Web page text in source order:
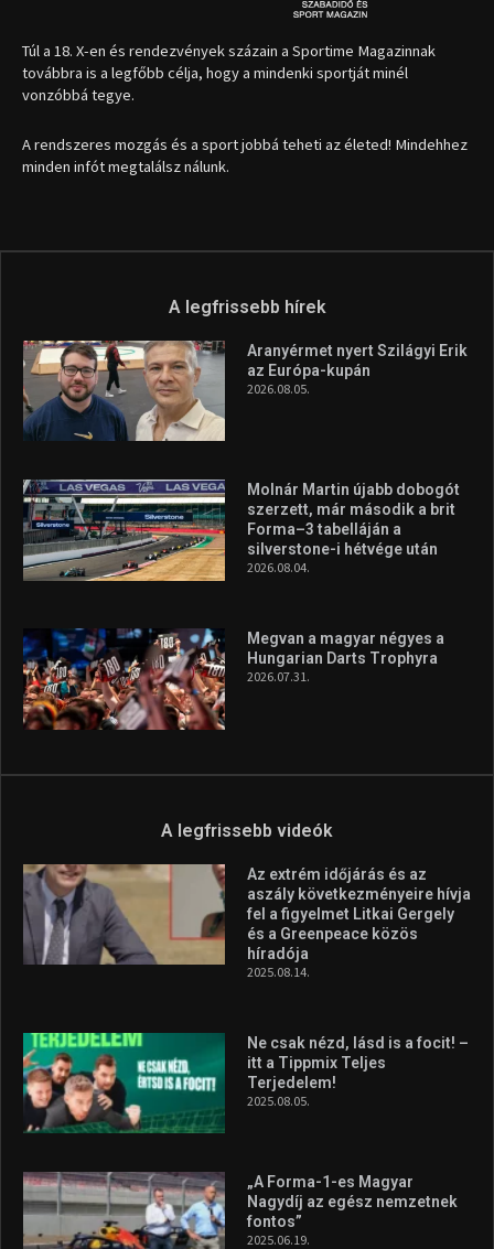
Túl a 18. X-en és rendezvények százain a Sportime Magazinnak
továbbra is a legfőbb célja, hogy a mindenki sportját minél
vonzóbbá tegye.
A rendszeres mozgás és a sport jobbá teheti az életed! Mindehhez
minden infót megtalálsz nálunk.
A legfrissebb hírek
Aranyérmet nyert Szilágyi Erik
az Európa-kupán
2026.08.05.
Molnár Martin újabb dobogót
szerzett, már második a brit
Forma–3 tabelláján a
silverstone-i hétvége után
2026.08.04.
Megvan a magyar négyes a
Hungarian Darts Trophyra
2026.07.31.
A legfrissebb videók
Az extrém időjárás és az
aszály következményeire hívja
fel a figyelmet Litkai Gergely
és a Greenpeace közös
híradója
2025.08.14.
Ne csak nézd, lásd is a focit! –
itt a Tippmix Teljes
Terjedelem!
2025.08.05.
„A Forma-1-es Magyar
Nagydíj az egész nemzetnek
fontos”
2025.06.19.